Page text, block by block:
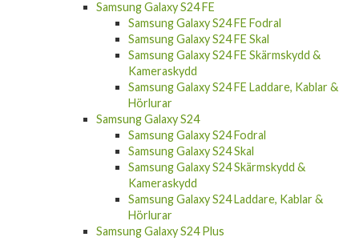
Samsung Galaxy S24 FE
Samsung Galaxy S24 FE Fodral
Samsung Galaxy S24 FE Skal
Samsung Galaxy S24 FE Skärmskydd &
Kameraskydd
Samsung Galaxy S24 FE Laddare, Kablar &
Hörlurar
Samsung Galaxy S24
Samsung Galaxy S24 Fodral
Samsung Galaxy S24 Skal
Samsung Galaxy S24 Skärmskydd &
Kameraskydd
Samsung Galaxy S24 Laddare, Kablar &
Hörlurar
Samsung Galaxy S24 Plus